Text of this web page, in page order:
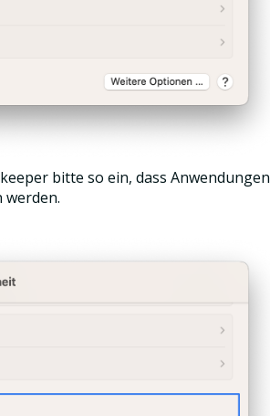
bitte so ein, dass Anwendungen
werden.